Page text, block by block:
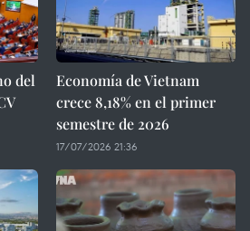
del
Economía de Vietnam
crece 8,18% en el primer
semestre de 2026
17/07/2026 21:36